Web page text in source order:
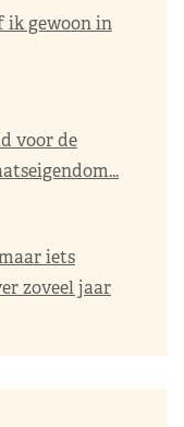
ik gewoon in
voor de
iets
zoveel jaar